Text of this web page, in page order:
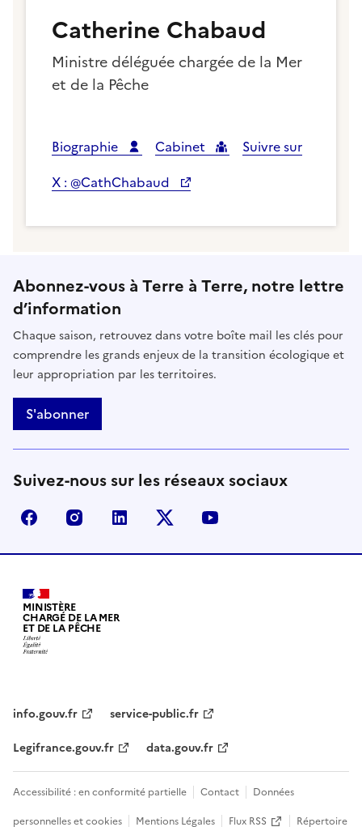
Catherine Chabaud
Ministre déléguée chargée de la Mer
et de la Pêche
Biographie Cabinet
Suivre sur
X : @CathChabaud
Abonnez-vous à Terre à Terre, notre lettre
d’information
Chaque saison, retrouvez dans votre boîte mail les clés pour
comprendre les grands enjeux de la transition écologique et
leur appropriation par les territoires.
S'abonner
Suivez-nous sur les réseaux sociaux
facebook - Ministère de la Transition écologique,
instagram - Ministère de la Transition
linkedin - Ministère de la
x (anciennement twitter) -
MINISTÈRE
CHARGÉ DE LA MER
ET DE LA PÊCHE
info.gouv.fr
service-public.fr
Legifrance.gouv.fr
data.gouv.fr
Accessibilité : en conformité partielle Contact
Données
personnelles et cookies
Mentions Légales Flux RSS Répertoire